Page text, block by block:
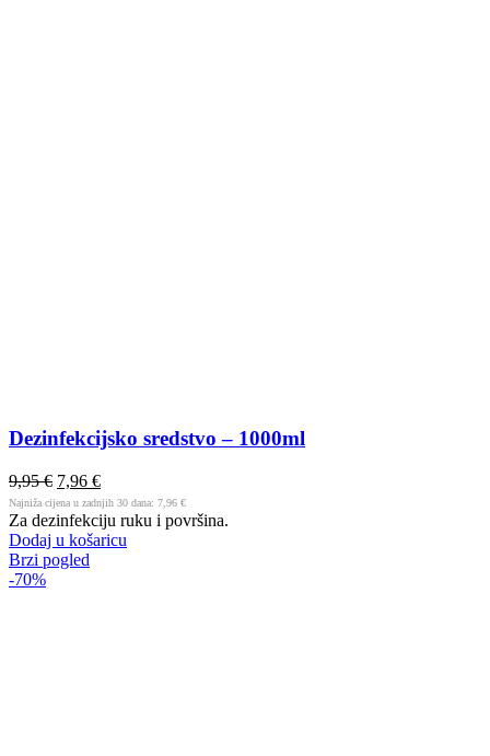
Dezinfekcijsko sredstvo – 1000ml
9,95€ 7,96 €
Najniža cijena u zadnjih 30 dana: 7,96 €
Za dezinfekciju ruku i površina.
Dodaj u košaricu
Brzi pogled
-70%